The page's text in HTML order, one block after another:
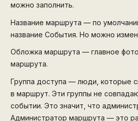
можно заполнить.
Название маршрута — по
название События. Но можно
Обложка маршрута — главное
маршрута.
Группа доступа — люди, которые
в маршрут. Эти группы не
событии. Это значит, что
Администратор маршрута — это